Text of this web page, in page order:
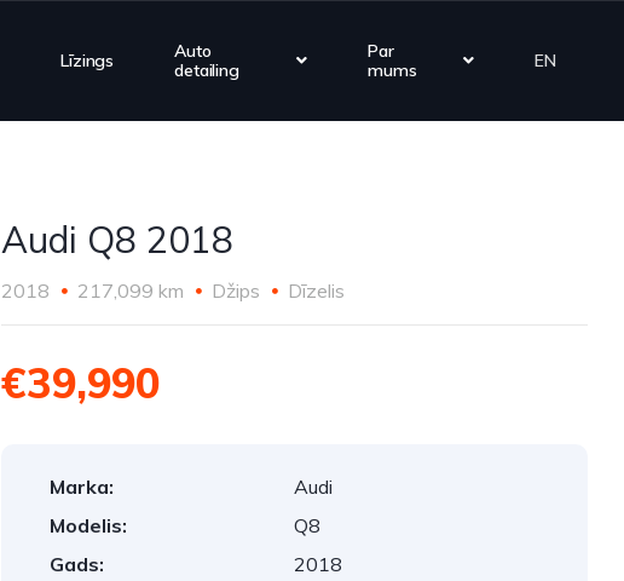
Līzings
Auto
detailing
Par
mums
EN
Audi Q8 2018
2018 217,099 km Džips Dīzelis
€39,990
Marka:
Audi
Modelis:
Q8
Gads:
2018